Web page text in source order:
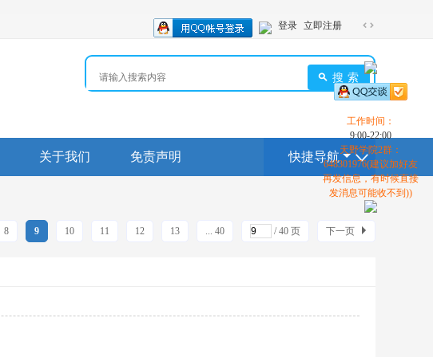
换
到
宽
版
登录 立即注册
搜索
关于我们 免责声明 快捷导航
8 9 10 11 12 13 ... 40 / 40 页 下一页
工作时间：
9:00-22:00
天野学院2群：
648301976(建议加好友
再发信息，有时候直接
发消息可能收不到))